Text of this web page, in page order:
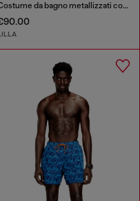
Costume da bagno metallizzati con stampa floreale